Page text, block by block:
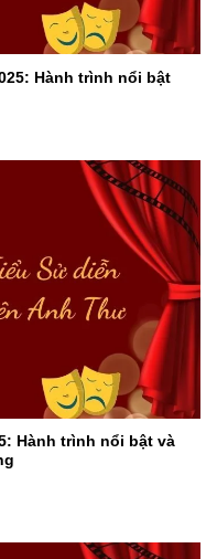
Hành trình nổi bật
Hành trình nổi bật và